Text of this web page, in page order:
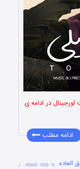
در ادامه ی
ادامه مطلب
العاده